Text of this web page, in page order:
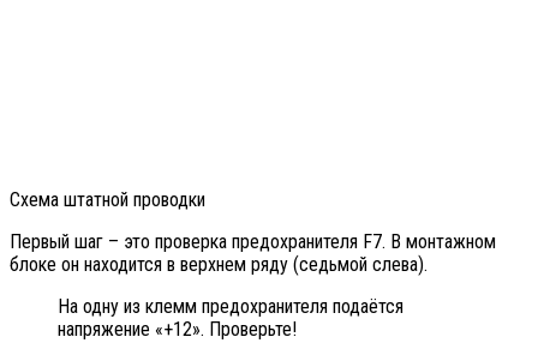
Схема штатной проводки
Первый шаг – это проверка предохранителя F7. В монтажном
блоке он находится в верхнем ряду (седьмой слева).
На одну из клемм предохранителя подаётся
напряжение «+12». Проверьте!